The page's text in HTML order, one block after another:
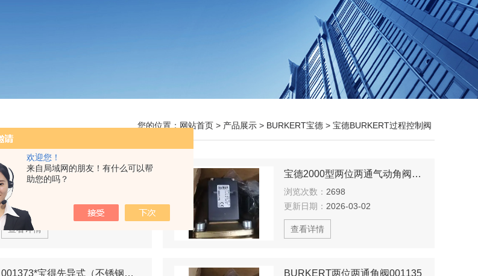
欢迎您！
来自局域网的朋友！有什么可以帮
助您的吗？
您的位置： 网站首页 > 产品展示 > BURKERT宝德 > 宝德BURKERT过程控制阀
宝德控制器8623型流量
浏览次数：
更新日期：
2026-03-02
查看详情
宝德2000型两位两通气动角阀001250
浏览次数： 2698
更新日期： 2026-03-02
查看详情
001373*宝得先导式（不锈钢）气动角阀 BURKERT两位两通角阀001135